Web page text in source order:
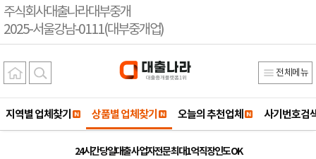
주식회사대출나라대부중개
2025-서울강남-0111(대부중개업)
전체메뉴
지역별 업체찾기 상품별 업체찾기 오늘의 추천업체 사기번호검
24시간 당일대출 사업자전문 최대1억 직장인도 OK